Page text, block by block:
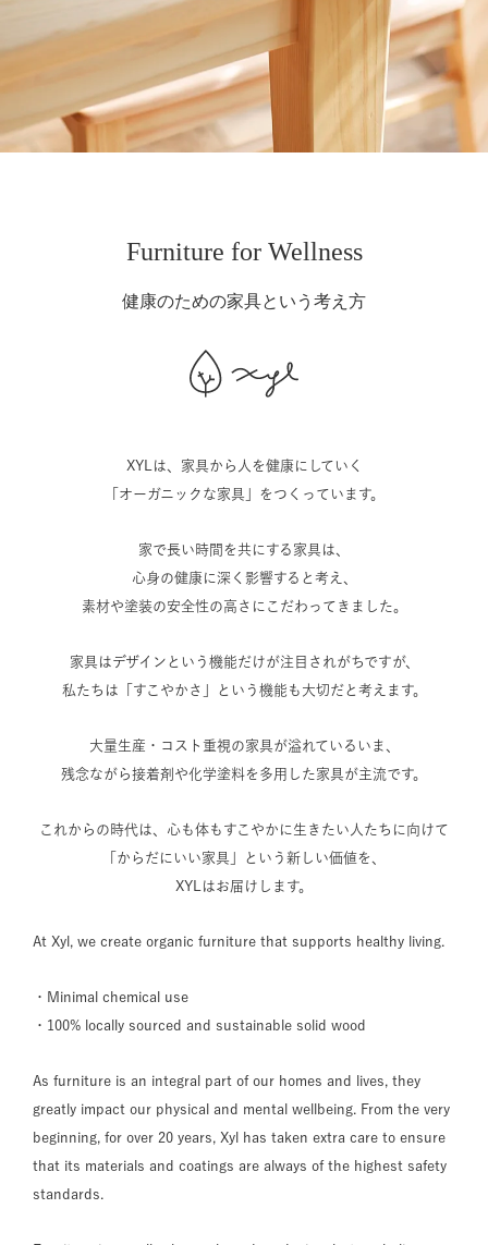
Furniture for Wellness
健康のための家具という考え方
XYLは、家具から人を健康にしていく
「オーガニックな家具」をつくっています。
家で長い時間を共にする家具は、
心身の健康に深く影響すると考え、
素材や塗装の安全性の高さにこだわってきました。
家具はデザインという機能だけが注目されがちですが、
私たちは「すこやかさ」という機能も大切だと考えます。
大量生産・コスト重視の家具が溢れているいま、
残念ながら接着剤や化学塗料を多用した家具が主流です。
これからの時代は、心も体もすこやかに生きたい人たちに向けて
「からだにいい家具」という新しい価値を、
XYLはお届けします。
At Xyl, we create organic furniture that supports healthy living.
・Minimal chemical use
・100% locally sourced and sustainable solid wood
As furniture is an integral part of our homes and lives, they
greatly impact our physical and mental wellbeing. From the very
beginning, for over 20 years, Xyl has taken extra care to ensure
that its materials and coatings are always of the highest safety
standards.